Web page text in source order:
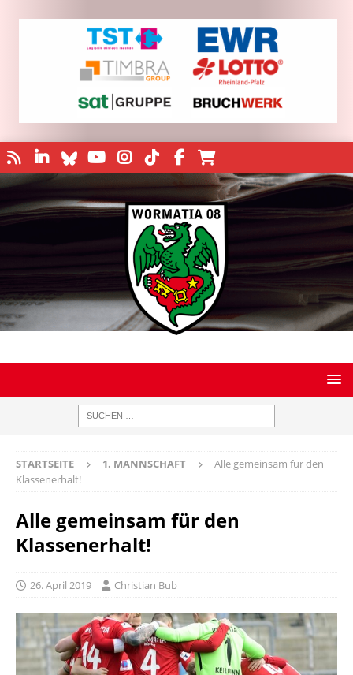
STARTSEITE 1. MANNSCHAFT
Alle gemeinsam für den
Klassenerhalt!
Alle gemeinsam für den
Klassenerhalt!
26. April 2019 Christian Bub